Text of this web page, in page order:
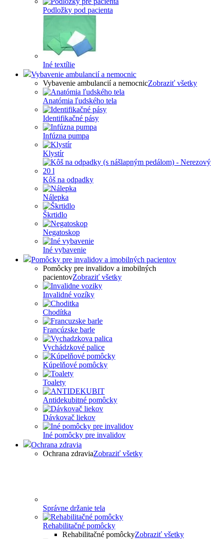
Podložky pod pacienta
Iné textílie
Vybavenie ambulancií a nemocnic
Vybavenie ambulancií a nemocnicZobraziť všetky
Anatómia ľudského tela
Identifikačné pásy
Infúzna pumpa
Klystír
Kôš na odpadky
Nálepka
Škrtidlo
Negatoskop
Iné vybavenie
Pomôcky pre invalidov a imobilných pacientov
Pomôcky pre invalidov a imobilných
pacientovZobraziť všetky
Invalidné vozíky
Chodítka
Francúzske barle
Vychádzkové palice
Kúpelňové pomôcky
Toalety
Antidekubitné pomôcky
Dávkovač liekov
Iné pomôcky pre invalidov
Ochrana zdravia
Ochrana zdraviaZobraziť všetky
Správne držanie tela
Rehabilitačné pomôcky
Rehabilitačné pomôckyZobraziť všetky